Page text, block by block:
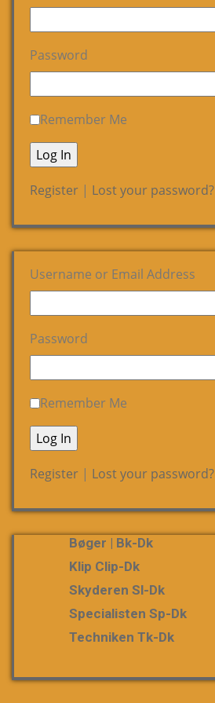
Password
Remember Me
Register | Lost your password?
Username or Email Address
Password
Remember Me
Register | Lost your password?
Bøger | Bk-Dk
Klip Clip-Dk
Skyderen Sl-Dk
Specialisten Sp-Dk
Techniken Tk-Dk